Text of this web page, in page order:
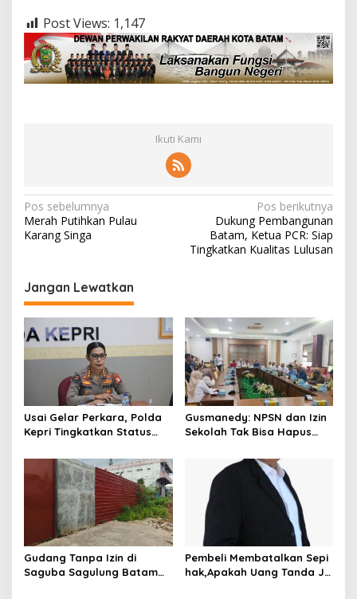
Post Views: 1,147
Ikuti Kami
N
a
i
g
a
s
i
o
s
Pos sebelumnya
Merah Putihkan Pulau
Karang Singa
Pos berikutnya
Dukung Pembangunan
Batam, Ketua PCR: Siap
Tingkatkan Kualitas Lulusan
Jangan Lewatkan
Usai Gelar Perkara, Polda
Kepri Tingkatkan Status
Penyidikan
Gusmanedy: NPSN dan Izin
Sekolah Tak Bisa Hapus
Dugaan Kekerasan Anak
Gudang Tanpa Izin di
Saguba Sagulung Batam
Pembeli Membatalkan Sepi
hak,Apakah Uang Tanda Ja